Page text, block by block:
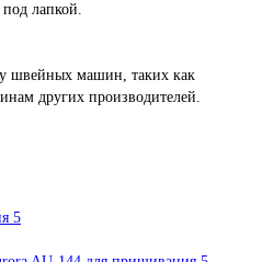
лапкой.
швейных машин, таких как
других производителей.